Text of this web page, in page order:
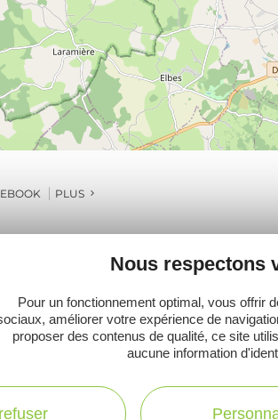
PLUS
Ne manquez pas notre
inspirer pour profiter
Nous respectons
Pour un fonctionnement optimal, vous offrir
améliorer votre expérience de
proposer des contenus de qualité, ce site
aucune information